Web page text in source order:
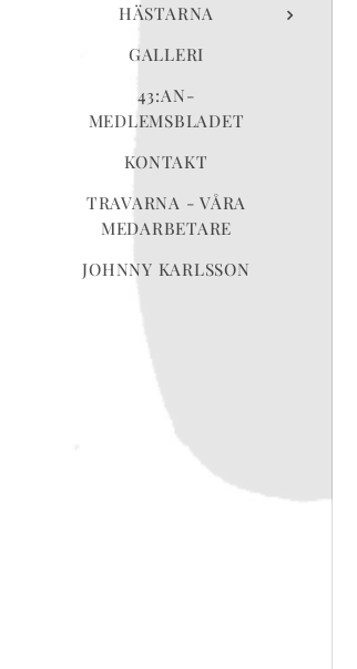
HÄSTARNA
GALLERI
43:AN-
MEDLEMSBLADET
KONTAKT
TRAVARNA - VÅRA
MEDARBETARE
JOHNNY KARLSSON